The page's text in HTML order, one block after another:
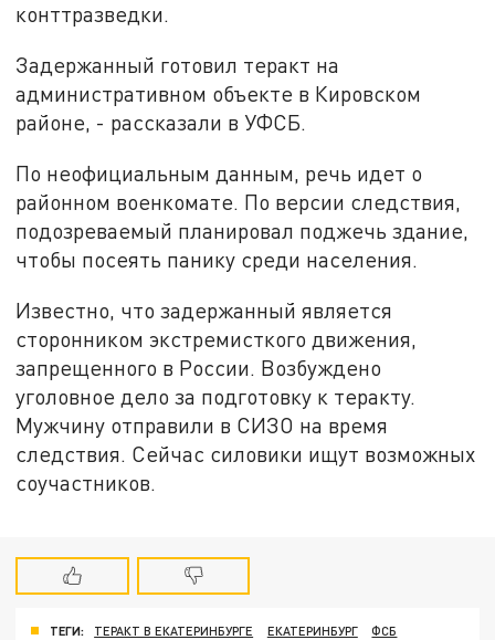
конттразведки.
Задержанный готовил теракт на
административном объекте в Кировском
районе, - рассказали в УФСБ.
По неофициальным данным, речь идет о
районном военкомате. По версии следствия,
подозреваемый планировал поджечь здание,
чтобы посеять панику среди населения.
Известно, что задержанный является
сторонником экстремисткого движения,
запрещенного в России. Возбуждено
уголовное дело за подготовку к теракту.
Мужчину отправили в СИЗО на время
следствия. Сейчас силовики ищут возможных
соучастников.
ТЕГИ: ТЕРАКТ В ЕКАТЕРИНБУРГЕ ЕКАТЕРИНБУРГ ФСБ